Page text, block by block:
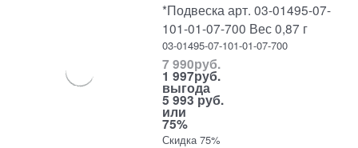
*Подвеска арт. 03-01495-07-
101-01-07-700 Вес 0,87 г
03-01495-07-101-01-07-700
7 990руб.
1 997руб.
выгода
5 993 руб.
или
75%
Скидка 75%